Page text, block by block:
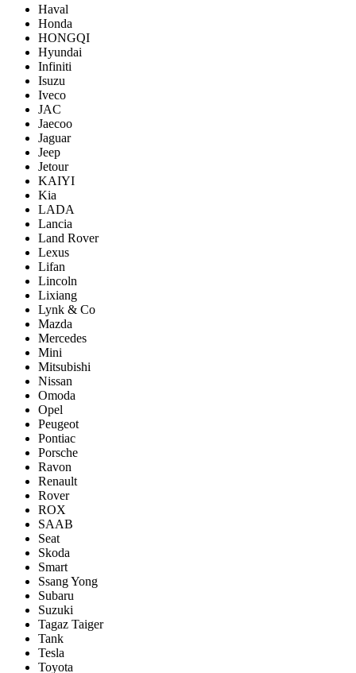
Haval
Honda
HONGQI
Hyundai
Infiniti
Isuzu
Iveco
JAC
Jaecoo
Jaguar
Jeep
Jetour
KAIYI
Kia
LADA
Lancia
Land Rover
Lexus
Lifan
Lincoln
Lixiang
Lynk & Co
Mazda
Mercedes
Mini
Mitsubishi
Nissan
Omoda
Opel
Peugeot
Pontiac
Porsсhe
Ravon
Renault
Rover
ROX
SAAB
Seat
Skoda
Smart
Ssang Yong
Subaru
Suzuki
Tagaz Taiger
Tank
Tesla
Toyota